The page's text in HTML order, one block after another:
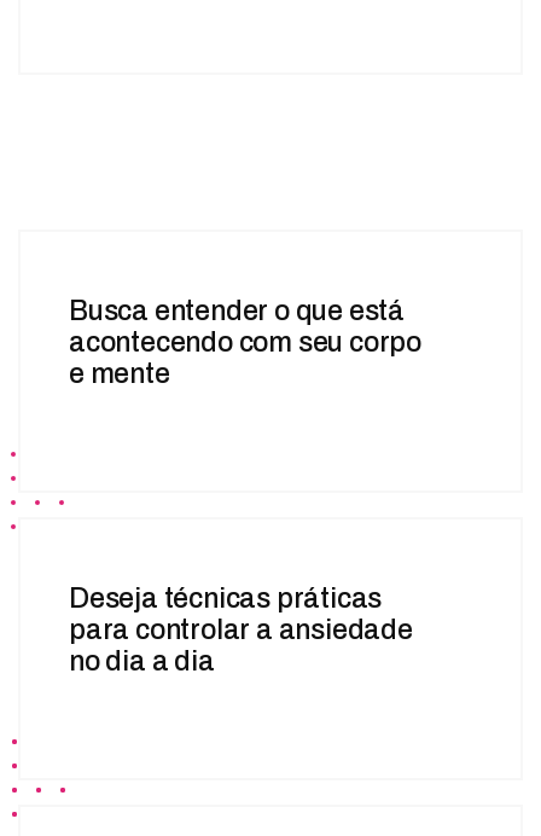
Busca entender o que está
acontecendo com seu corpo
e mente
Deseja técnicas práticas
para controlar a ansiedade
no dia a dia